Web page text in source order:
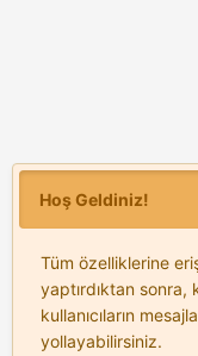
Hoş Geldiniz!
Tüm özelliklerine
yaptırdıktan sonra,
kullanıcıların
yollayabilirsiniz.